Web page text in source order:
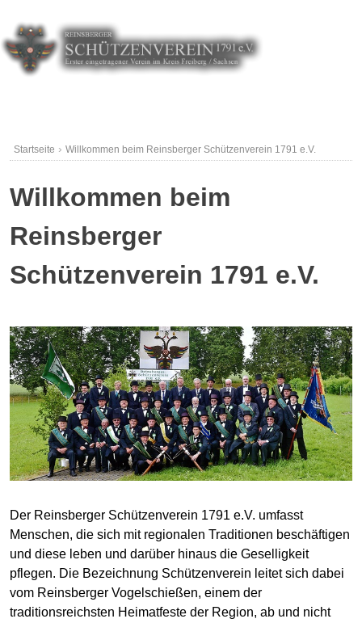
content
Startseite › Willkommen beim Reinsberger Schützenverein 1791 e.V.
Willkommen beim
Reinsberger
Schützenverein 1791 e.V.
Der Reinsberger Schützenverein 1791 e.V. umfasst
Menschen, die sich mit regionalen Traditionen beschäftigen
und diese leben und darüber hinaus die Geselligkeit
pflegen. Die Bezeichnung Schützenverein leitet sich dabei
vom Reinsberger Vogelschießen, einem der
traditionsreichsten Heimatfeste der Region, ab und nicht